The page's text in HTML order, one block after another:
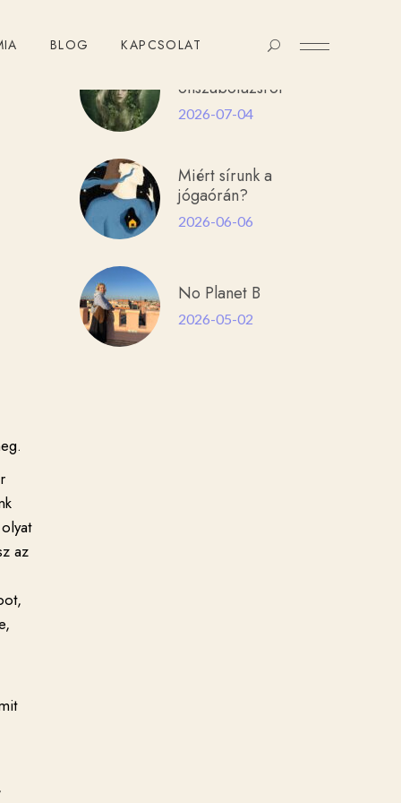
BLOG KAPCSOLAT
az
önszabotázsról
2026-07-04
Miért sírunk a
jógaórán?
2026-06-06
No Planet B
2026-05-02